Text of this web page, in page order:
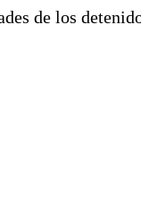
de los